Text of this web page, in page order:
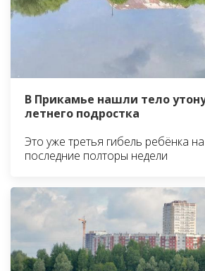
В Прикамье нашли тело
летнего подростка
Это уже третья гибель ребёнка
последние полторы недели